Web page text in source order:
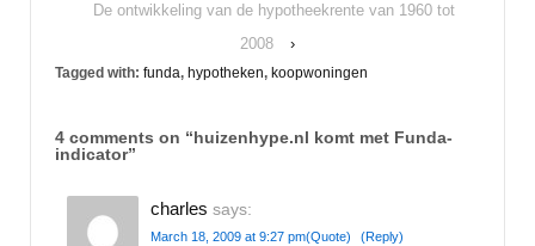
De ontwikkeling van de hypotheekrente van 1960 tot
2008
›
Tagged with: funda, hypotheken, koopwoningen
4 comments on “huizenhype.nl komt met Funda-
indicator”
charles says:
March 18, 2009 at 9:27 pm(Quote) (Reply)